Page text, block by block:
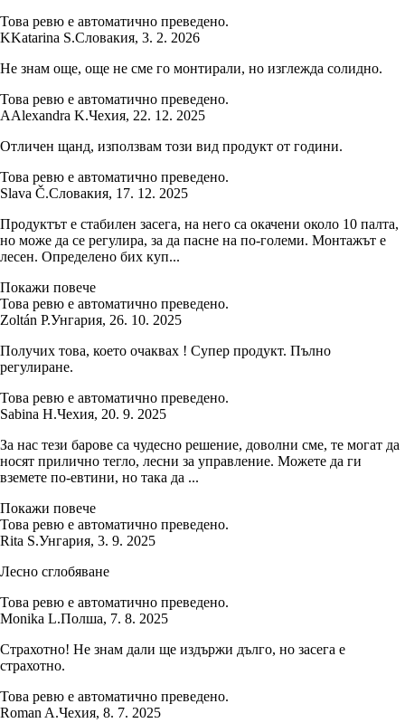
Това ревю е автоматично преведено.
KKatarina S.Словакия, 3. 2. 2026
Не знам още, още не сме го монтирали, но изглежда солидно.
Това ревю е автоматично преведено.
AAlexandra K.Чехия, 22. 12. 2025
Отличен щанд, използвам този вид продукт от години.
Това ревю е автоматично преведено.
Slava Č.Словакия, 17. 12. 2025
Продуктът е стабилен засега, на него са окачени около 10 палта,
но може да се регулира, за да пасне на по-големи. Монтажът е
лесен. Определено бих куп...
Покажи повече
Това ревю е автоматично преведено.
Zoltán P.Унгария, 26. 10. 2025
Получих това, което очаквах ! Супер продукт. Пълно
регулиране.
Това ревю е автоматично преведено.
Sabina H.Чехия, 20. 9. 2025
За нас тези барове са чудесно решение, доволни сме, те могат да
носят прилично тегло, лесни за управление. Можете да ги
вземете по-евтини, но така да ...
Покажи повече
Това ревю е автоматично преведено.
Rita S.Унгария, 3. 9. 2025
Лесно сглобяване
Това ревю е автоматично преведено.
Monika L.Полша, 7. 8. 2025
Страхотно! Не знам дали ще издържи дълго, но засега е
страхотно.
Това ревю е автоматично преведено.
Roman A.Чехия, 8. 7. 2025